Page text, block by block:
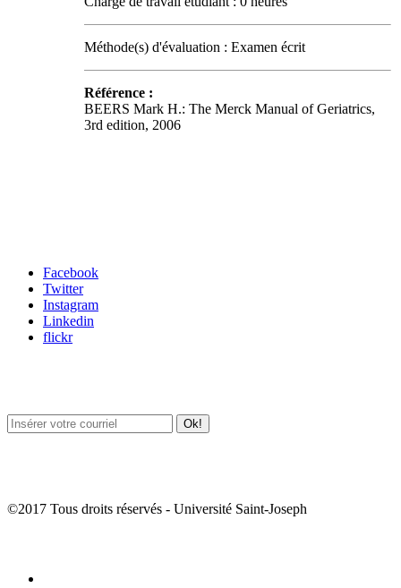
Méthode(s) d'évaluation : Examen écrit
Référence :
BEERS Mark H.: The Merck Manual of Geriatrics,
3rd edition, 2006
Facebook
Twitter
Instagram
Linkedin
flickr
©2017 Tous droits réservés - Université Saint-Joseph